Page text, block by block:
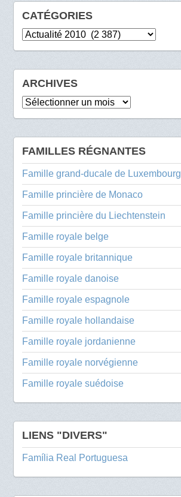
CATÉGORIES
Catégories
ARCHIVES
Archives
FAMILLES RÉGNANTES
Famille grand-ducale de Luxembourg
Famille princière de Monaco
Famille princière du Liechtenstein
Famille royale belge
Famille royale britannique
Famille royale danoise
Famille royale espagnole
Famille royale hollandaise
Famille royale jordanienne
Famille royale norvégienne
Famille royale suédoise
LIENS "DIVERS"
Família Real Portuguesa